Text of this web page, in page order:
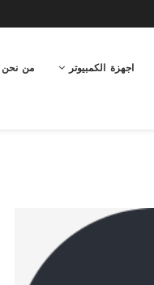
اجهزة الكمبيوتر من نحن